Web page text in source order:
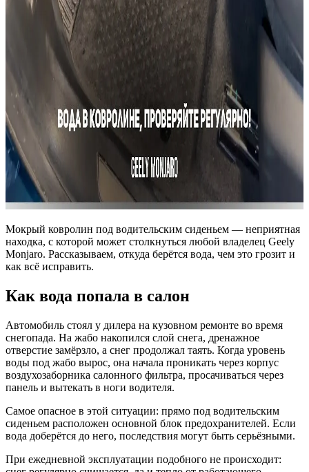
Мокрый ковролин под водительским сиденьем — неприятная
находка, с которой может столкнуться любой владелец Geely
Monjaro. Рассказываем, откуда берётся вода, чем это грозит и
как всё исправить.
Как вода попала в салон
Автомобиль стоял у дилера на кузовном ремонте во время
снегопада. На жабо накопился слой снега, дренажное
отверстие замёрзло, а снег продолжал таять. Когда уровень
воды под жабо вырос, она начала проникать через корпус
воздухозаборника салонного фильтра, просачиваться через
панель и вытекать в ноги водителя.
Самое опасное в этой ситуации: прямо под водительским
сиденьем расположен основной блок предохранителей. Если
вода доберётся до него, последствия могут быть серьёзными.
При ежедневной эксплуатации подобного не происходит: